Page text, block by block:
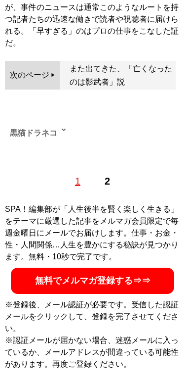
が、事件のニュースは通常このようなルートを持
つ記者たちの迅速な働きで読者や視聴者に届けら
れる。「早すぎる」のはプロの仕事をこなした証
だ。
次のページ
また出てきた、「亡くなった
のは影武者」説
1 2
黒猫ドラネコ
や陰謀論、信者ビジネスなどを観察し潜入取材も敢行す
黒猫ドラネコのニュースレター【トンデモ観察記】 を定
期配信
記事一覧へ
SPA！編集部が「人生後半を賢く楽しく生きる」
をテーマに厳選した記事をメルマガ会員限定で毎
週金曜日にメールでお届けします。仕事・お金・
性・人間関係…人生を豊かにする秘訣が見つかり
ます。無料・10秒で完了です。
無料でメルマガ登録する⇒⇒
※登録後、メール認証が必要です。受信した認証
メールをクリックして、登録を完了させてくださ
い。
※認証メールが届かない場合、迷惑メールに入っ
ているか、メールアドレスが間違っている可能性
があります。再度ご登録ください。